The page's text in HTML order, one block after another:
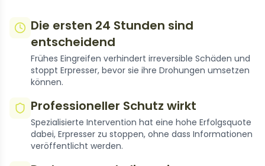
Die ersten 24 Stunden sind
entscheidend
Frühes Eingreifen verhindert irreversible Schäden und
stoppt Erpresser, bevor sie ihre Drohungen umsetzen
können.
Professioneller Schutz wirkt
Spezialisierte Intervention hat eine hohe Erfolgsquote
dabei, Erpresser zu stoppen, ohne dass Informationen
veröffentlicht werden.